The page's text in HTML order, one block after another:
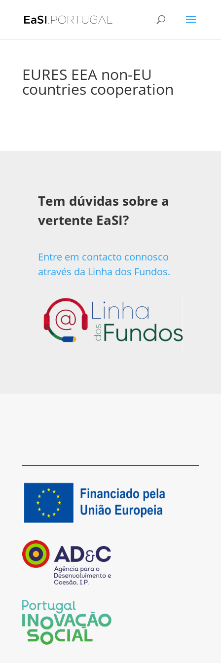
EURES EEA non-EU
countries cooperation
Tem dúvidas sobre a
vertente EaSI?
Entre em contacto connosco
através da Linha dos Fundos.